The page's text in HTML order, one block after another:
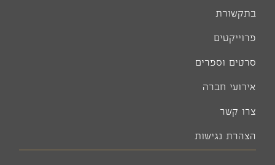
בתקשורת
פרוייקטים
סרטים וספרים
אירועי חברה
צרו קשר
הצהרת נגישות